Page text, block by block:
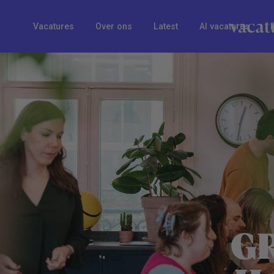
Vacatures Over ons Latest AI vacatures